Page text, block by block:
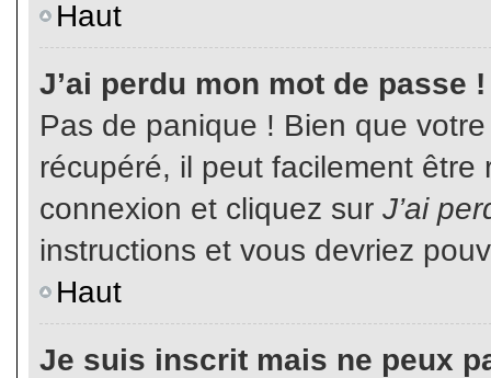
Haut
J’ai perdu mon mot de passe !
Pas de panique ! Bien que
récupéré, il peut facilement
connexion et cliquez sur J’ai
instructions et vous devriez
Haut
Je suis inscrit mais ne peux